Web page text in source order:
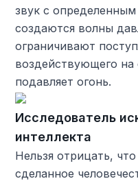
звук с
создаются волны
ограничивают
воздействующего на
подавляет огонь.
Исследователь
интеллекта
Нельзя отрицать,
сделанное